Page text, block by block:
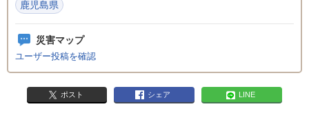
鹿児島県
災害マップ
ユーザー投稿を確認
ポスト シェア LINE